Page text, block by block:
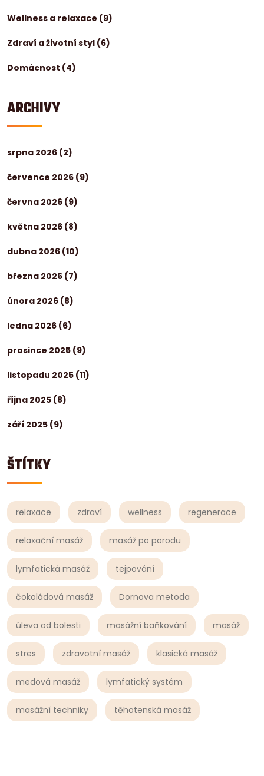
Wellness a relaxace (9)
Zdraví a životní styl (6)
Domácnost (4)
ARCHIVY
srpna 2026 (2)
července 2026 (9)
června 2026 (9)
května 2026 (8)
dubna 2026 (10)
března 2026 (7)
února 2026 (8)
ledna 2026 (6)
prosince 2025 (9)
listopadu 2025 (11)
října 2025 (8)
září 2025 (9)
ŠTÍTKY
relaxace zdraví wellness regenerace
relaxační masáž masáž po porodu
lymfatická masáž tejpování
čokoládová masáž Dornova metoda
úleva od bolesti masážní baňkování masáž
stres zdravotní masáž klasická masáž
medová masáž lymfatický systém
masážní techniky těhotenská masáž